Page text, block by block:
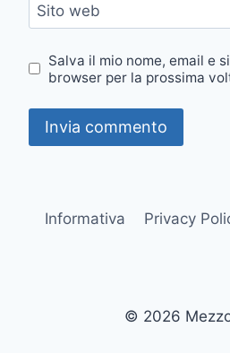
Sito web
Salva il mio nome, email e
browser per la prossima
Informativa Privacy
© 2026